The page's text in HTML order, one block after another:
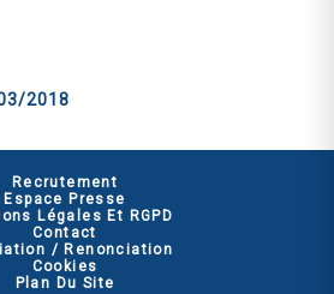
2018
Recrutement
Espace Presse
Légales Et RGPD
Contact
/ Renonciation
Cookies
Plan Du Site